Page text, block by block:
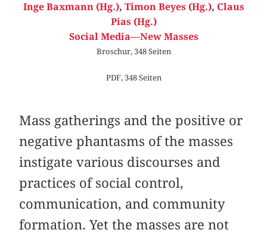
Inge Baxmann (Hg.), Timon Beyes (Hg.), Claus
Pias (Hg.)
Social Media—New Masses
Broschur, 348 Seiten
PDF, 348 Seiten
Mass gatherings and the positive or
negative phantasms of the masses
instigate various discourses and
practices of social control,
communication, and community
formation. Yet the masses are not